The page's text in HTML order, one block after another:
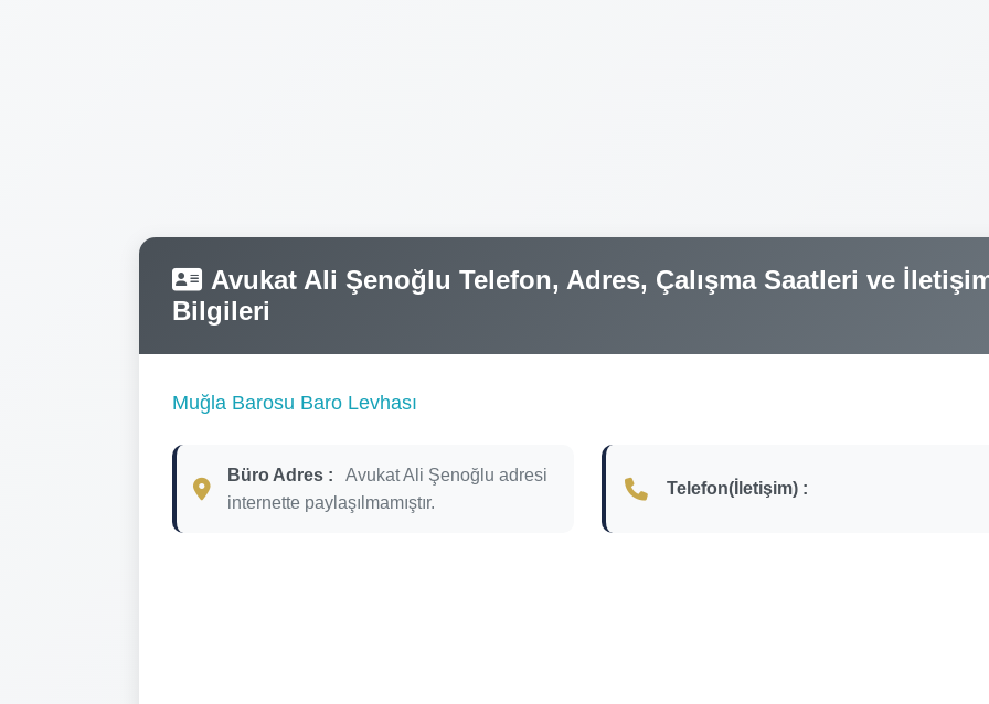
Avukat Ali Şenoğlu Telefon, Adres, Çalışma Saatleri ve
Bilgileri
Muğla Barosu Baro Levhası
Büro Adres :
Avukat Ali Şenoğlu adresi
internette paylaşılmamıştır.
Telefon(İletişim) :